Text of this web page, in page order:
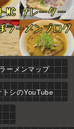
ーメンマップ
トシのYouTube